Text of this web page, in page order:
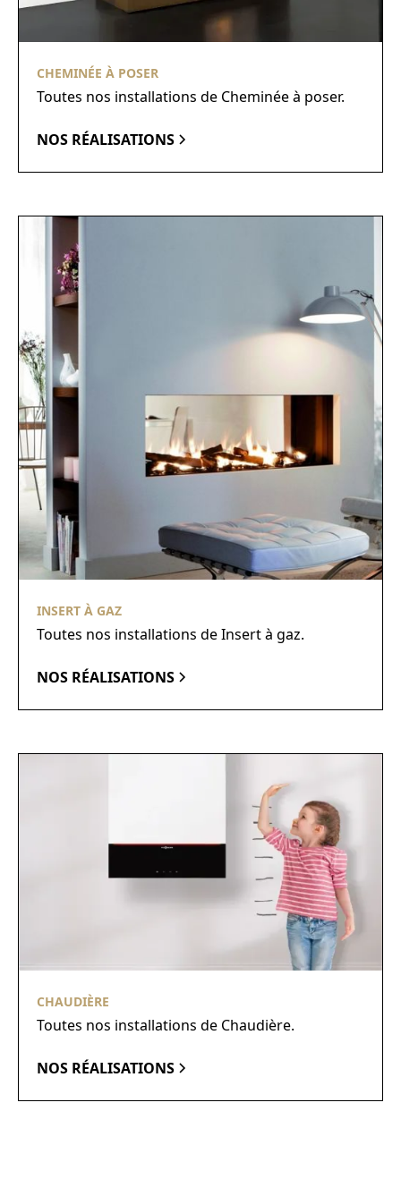
CHEMINÉE À POSER
Toutes nos installations de Cheminée à poser.
NOS RÉALISATIONS
INSERT À GAZ
Toutes nos installations de Insert à gaz.
NOS RÉALISATIONS
CHAUDIÈRE
Toutes nos installations de Chaudière.
NOS RÉALISATIONS